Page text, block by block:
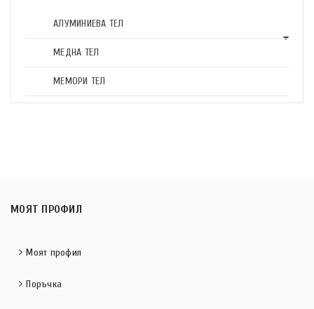
АЛУМИНИЕВА ТЕЛ
МЕДНА ТЕЛ
МЕМОРИ ТЕЛ
МОЯТ ПРОФИЛ
Моят профил
Поръчка